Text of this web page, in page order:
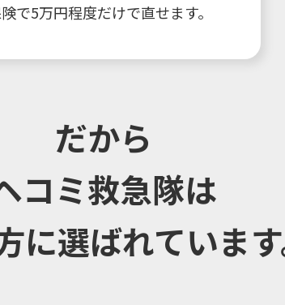
で5万円程度だけで直せます。
だから
コミ救急隊は
に選ばれていま